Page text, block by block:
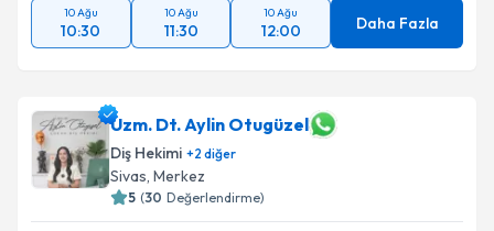
10 Ağu
10:30
10 Ağu
11:30
10 Ağu
12:00 Daha Fazla
Uzm. Dt. Aylin Otugüzel
Diş Hekimi +2 diğer
Sivas, Merkez
5 (30 Değerlendirme)